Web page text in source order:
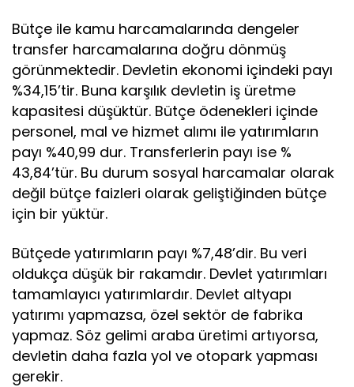
Bütçe ile kamu harcamalarında dengeler
transfer harcamalarına doğru dönmüş
görünmektedir. Devletin ekonomi içindeki payı
%34,15’tir. Buna karşılık devletin iş üretme
kapasitesi düşüktür. Bütçe ödenekleri içinde
personel, mal ve hizmet alımı ile yatırımların
payı %40,99 dur. Transferlerin payı ise %
43,84’tür. Bu durum sosyal harcamalar olarak
değil bütçe faizleri olarak geliştiğinden bütçe
için bir yüktür.
Bütçede yatırımların payı %7,48’dir. Bu veri
oldukça düşük bir rakamdır. Devlet yatırımları
tamamlayıcı yatırımlardır. Devlet altyapı
yatırımı yapmazsa, özel sektör de fabrika
yapmaz. Söz gelimi araba üretimi artıyorsa,
devletin daha fazla yol ve otopark yapması
gerekir.